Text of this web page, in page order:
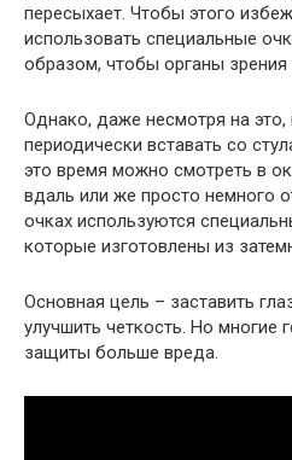
пересыхает. Чтобы этого
использовать специальные
образом, чтобы органы
Однако, даже несмотря на
периодически вставать со
это время можно смотреть в
вдаль или же просто немного
очках используются
которые изготовлены из
Основная цель – заставить
улучшить четкость. Но многие
защиты больше вреда.